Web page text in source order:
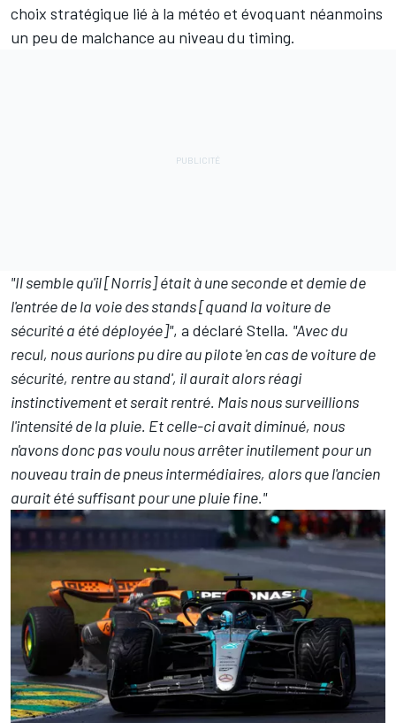
choix stratégique lié à la météo et évoquant néanmoins
un peu de malchance au niveau du timing.
"Il semble qu'il [Norris] était à une seconde et demie de
l'entrée de la voie des stands [quand la voiture de
sécurité a été déployée]", a déclaré Stella. "Avec du
recul, nous aurions pu dire au pilote 'en cas de voiture de
sécurité, rentre au stand', il aurait alors réagi
instinctivement et serait rentré. Mais nous surveillions
l'intensité de la pluie. Et celle-ci avait diminué, nous
n'avons donc pas voulu nous arrêter inutilement pour un
nouveau train de pneus intermédiaires, alors que l'ancien
aurait été suffisant pour une pluie fine."